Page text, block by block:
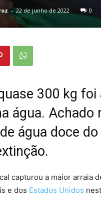
- 22 de junho de 2022 0
300 kg
água. Achado
água doce
capturou a maior arraia
e dos Estados Unidos